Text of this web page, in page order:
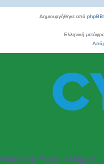
Δημιουργήθηκε από phpBB
Ελληνική
Read Your Favorite